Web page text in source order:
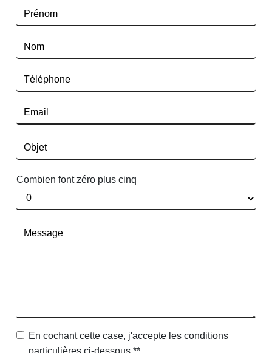
Combien font zéro plus cinq
En cochant cette case, j'accepte les conditions